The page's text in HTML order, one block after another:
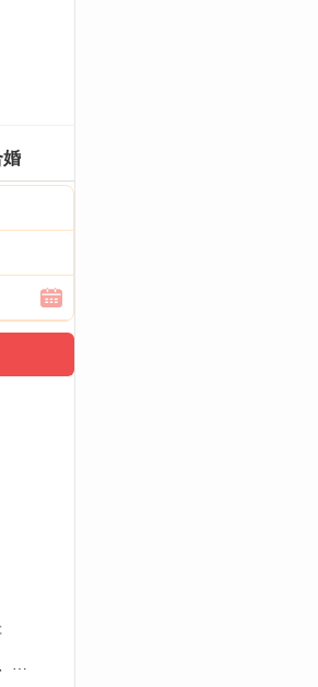
婚
张 谓《同王征君洞庭有怀》原文、赏析、作者表达什么思想情感？